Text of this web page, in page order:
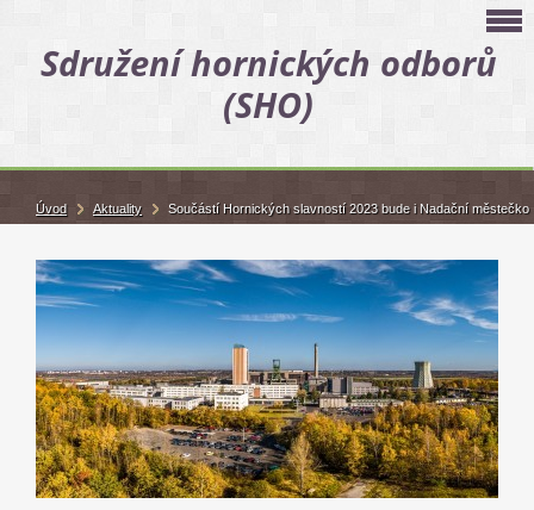
Sdružení hornických odborů
(SHO)
Úvod Aktuality Součástí Hornických slavností 2023 bude i Nadační městečko